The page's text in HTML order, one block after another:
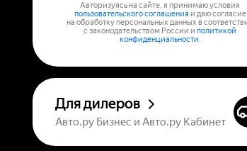
Авторизуясь на сайте, я принимаю условия
пользовательского соглашения и даю согласие
на обработку персональных данных в
с законодательством России и политикой
конфиденциальности.
Для дилеров
Авто.ру Бизнес и Авто.ру Кабинет